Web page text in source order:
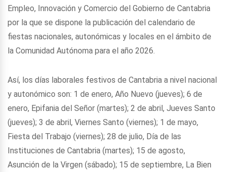
Empleo, Innovación y Comercio del Gobierno de Cantabria
por la que se dispone la publicación del calendario de
fiestas nacionales, autonómicas y locales en el ámbito de
la Comunidad Autónoma para el año 2026.
Así, los días laborales festivos de Cantabria a nivel nacional
y autonómico son: 1 de enero, Año Nuevo (jueves); 6 de
enero, Epifania del Señor (martes); 2 de abril, Jueves Santo
(jueves); 3 de abril, Viernes Santo (viernes); 1 de mayo,
Fiesta del Trabajo (viernes); 28 de julio, Día de las
Instituciones de Cantabria (martes); 15 de agosto,
Asunción de la Virgen (sábado); 15 de septiembre, La Bien